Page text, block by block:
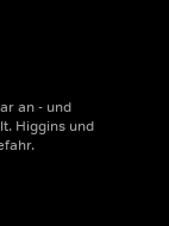
an - und
Higgins und